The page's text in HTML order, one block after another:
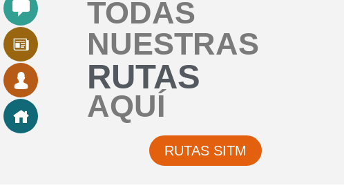
TODAS
NUESTRAS
RUTAS
AQUÍ
RUTAS SITM